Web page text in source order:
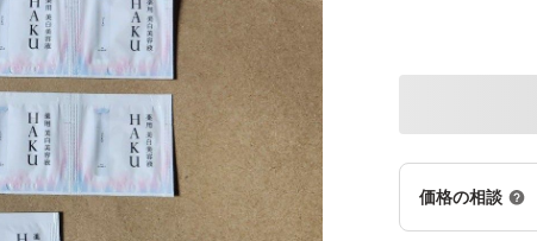
価格の相談